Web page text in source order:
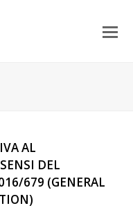
AL
DEL
679 (GENERAL